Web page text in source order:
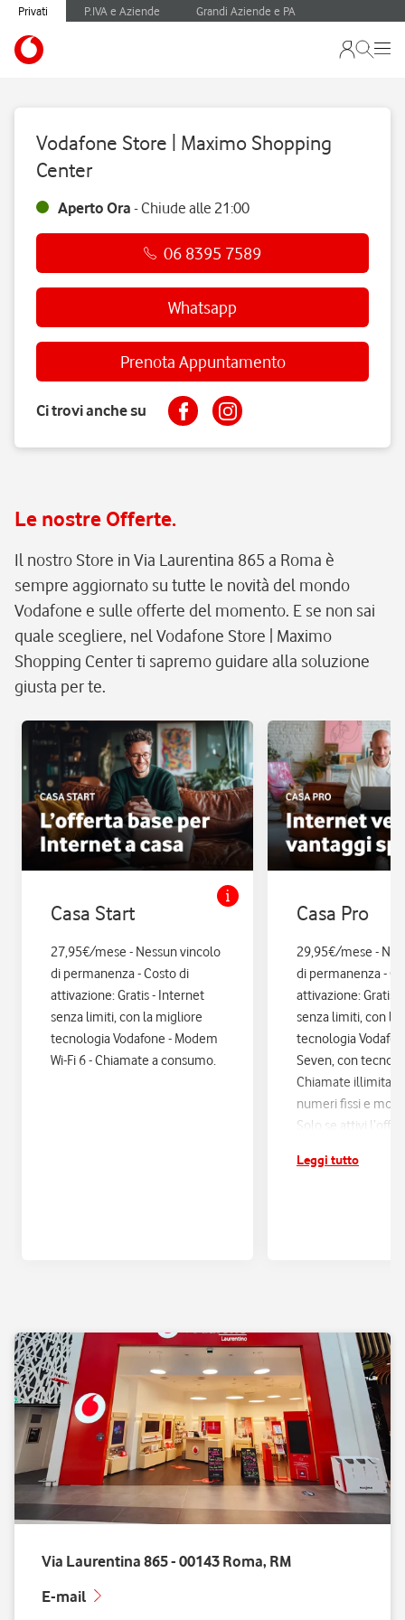
Privati P.IVA e Aziende Grandi Aziende e PA
Vodafone Store | Maximo Shopping
Center
Aperto Ora -Chiude alle 21:00
06 8395 7589
Whatsapp
Prenota Appuntamento
Ci trovi anche su
Le nostre Offerte.
Il nostro Store in Via Laurentina 865 a Roma è
sempre aggiornato su tutte le novità del mondo
Vodafone e sulle offerte del momento. E se non sai
quale scegliere, nel Vodafone Store | Maximo
Shopping Center ti sapremo guidare alla soluzione
giusta per te.
Casa Start
27,95€/mese - Nessun vincolo
di permanenza - Costo di
attivazione: Gratis - Internet
senza limiti, con la migliore
tecnologia Vodafone - Modem
Wi-Fi 6 - Chiamate a consumo.
Casa Pro
29,95€/mese -
di permanenza -
attivazione: Gratis.
senza limiti, con la
tecnologia
Seven, con
Chiamate illimitate
numeri fissi e
Solo se attivi
sconti ed
Leggi tutto
Via Laurentina 865 - 00143 Roma, RM
E-mail